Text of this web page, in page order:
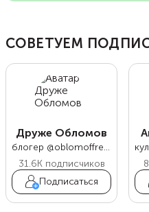
СОВЕТУЕМ
Друже Обломов
блогер @oblomoffrecipe
31.6Kподписчиков
Подписаться